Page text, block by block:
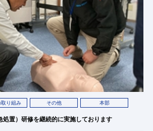
り組み その他 本部
処置）研修を継続的に実施しております